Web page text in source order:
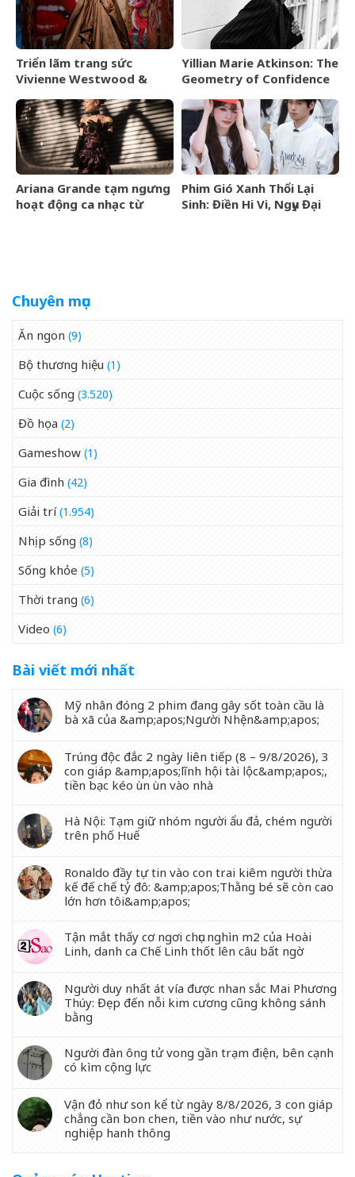
Triển lãm trang sức
Vivienne Westwood &
vào tháng 9/2026
Yillian Marie Atkinson: The
Geometry of Confidence
Ariana Grande tạm ngưng
hoạt động ca nhạc từ
Phim Gió Xanh Thổi Lại
Sinh: Điền Hi Vi, Ngụy Đại
Chuyên mục
Ăn ngon (9)
Bộ thương hiệu (1)
Cuộc sống (3.520)
Đồ họa (2)
Gameshow (1)
Gia đình (42)
Giải trí(1.954)
Nhịp sống (8)
Sống khỏe (5)
Thời trang (6)
Video (6)
Bài viết mới nhất
Mỹ nhân đóng 2 phim đang gây sốt toàn cầu là
bà xã của &amp;apos;Người Nhện&amp;apos;
Trúng độc đắc 2 ngày liên tiếp (8 – 9/8/2026), 3
con giáp &amp;apos;lĩnh hội tài lộc&amp;apos;,
tiền bạc kéo ùn ùn vào nhà
Hà Nội: Tạm giữ nhóm người ẩu đả, chém người
trên phố Huế
Ronaldo đầy tự tin vào con trai kiêm người thừa
kế đế chế tỷ đô: &amp;apos;Thằng bé sẽ còn cao
lớn hơn tôi&amp;apos;
Tận mắt thấy cơ ngơi chục nghìn m2 của Hoài
Linh, danh ca Chế Linh thốt lên câu bất ngờ
Người duy nhất át vía được nhan sắc Mai Phương
Thúy: Đẹp đến nỗi kim cương cũng không sánh
bằng
Người đàn ông tử vong gần trạm điện, bên cạnh
có kìm cộng lực
Vận đỏ như son kể từ ngày 8/8/2026, 3 con giáp
chẳng cần bon chen, tiền vào như nước, sự
nghiệp hanh thông